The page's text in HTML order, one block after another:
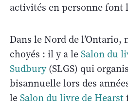
activités en personne font
Dans le Nord de l’Ontario,
choyés : il y a leSalon du
Sudbury(SLGS) qui
bisannuelle lors des
leSalon du livre de Hearst